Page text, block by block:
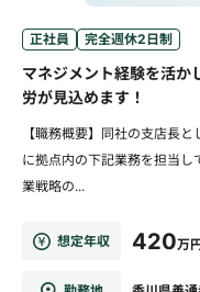
正社員 完全週休2日制
マネジメント経験を活か
労が見込めます！
【職務概要】同社の支店長
に拠点内の下記業務を担当し
業戦略の...
想定年収 420万